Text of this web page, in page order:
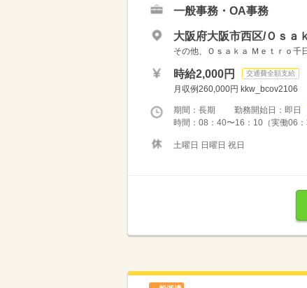
一般事務・OA事務
大阪府大阪市西区/Ｏｓａ
その他、Ｏｓａｋａ Ｍｅｔｒｏ千
時給2,000円 交通費全額支給
月収例260,000円 kkw_bcov2106
期間：長期 勤務開始日：即日
時間：08：40〜16：10（実働06
土曜日 日曜日 祝日